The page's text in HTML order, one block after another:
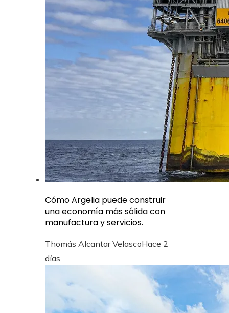
Cómo Argelia puede construir
una economía más sólida con
manufactura y servicios.
Thomás Alcantar VelascoHace 2
días